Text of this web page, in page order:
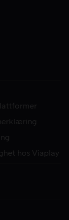
hos Viaplay